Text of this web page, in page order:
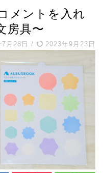
メントを入れ
房具〜
月28日 / 2023年9月23日